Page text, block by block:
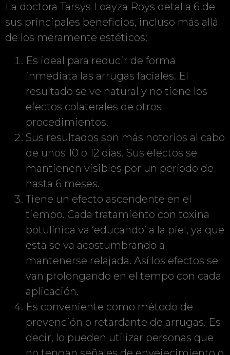
La doctora Tarsys Loayza Roys detalla 6 de
sus principales beneficios, incluso más allá
de los meramente estéticos:
Es ideal para reducir de forma
inmediata las arrugas faciales. El
resultado se ve natural y no tiene los
efectos colaterales de otros
procedimientos.
Sus resultados son más notorios al cabo
de unos 10 o 12 días. Sus efectos se
mantienen visibles por un período de
hasta 6 meses.
Tiene un efecto ascendente en el
tiempo. Cada tratamiento con toxina
botulínica va ‘educando’ a la piel, ya que
esta se va acostumbrando a
mantenerse relajada. Así los efectos se
van prolongando en el tempo con cada
aplicación.
Es conveniente como método de
prevención o retardante de arrugas. Es
decir, lo pueden utilizar personas que